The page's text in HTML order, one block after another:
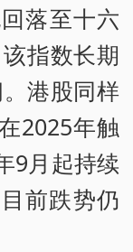
落至十六
指数长期
港股同样
2025年触
9月起持续
前跌势仍